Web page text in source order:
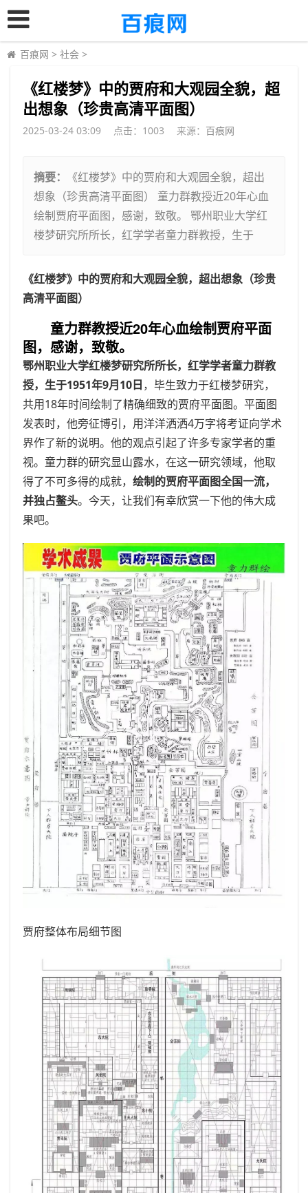
百痕网 > 社会 >
​《红楼梦》中的贾府和大观园全貌，超
出想象（珍贵高清平面图）
2025-03-24 03:09 点击： 1003 来源： 百痕网
摘要：
《红楼梦》中的贾府和大观园全貌，超出
想象（珍贵高清平面图） 童力群教授近20年心血
绘制贾府平面图，感谢，致敬。 鄂州职业大学红
楼梦研究所所长，红学学者童力群教授，生于
《红楼梦》中的贾府和大观园全貌，超出想象（珍贵
高清平面图）
童力群教授近20年心血绘制贾府平面
图，感谢，致敬。
鄂州职业大学红楼梦研究所所长，红学学者童力群教
授，生于1951年9月10日，毕生致力于红楼梦研究，
共用18年时间绘制了精确细致的贾府平面图。平面图
发表时，他旁征博引，用洋洋洒洒4万字将考证向学术
界作了新的说明。他的观点引起了许多专家学者的重
视。童力群的研究显山露水，在这一研究领域，他取
得了不可多得的成就， 绘制的贾府平面图全国一流，
并独占鳌头。今天，让我们有幸欣赏一下他的伟大成
果吧。
贾府整体布局细节图